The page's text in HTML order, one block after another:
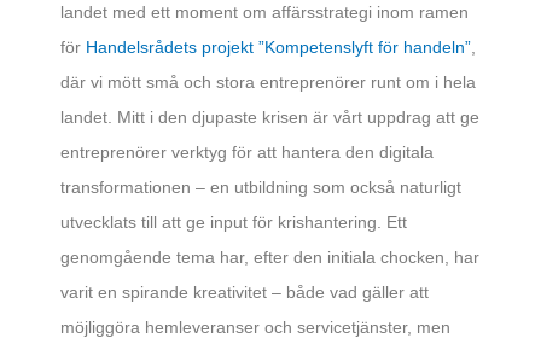
landet med ett moment om affärsstrategi inom ramen
för Handelsrådets projekt ”Kompetenslyft för handeln”
där vi mött små och stora entreprenörer runt om i hela
landet. Mitt i den djupaste krisen är vårt uppdrag att ge
entreprenörer verktyg för att hantera den digitala
transformationen – en utbildning som också naturligt
utvecklats till att ge input för krishantering. Ett
genomgående tema har, efter den initiala chocken, har
varit en spirande kreativitet – både vad gäller att
möjliggöra hemleveranser och servicetjänster, men